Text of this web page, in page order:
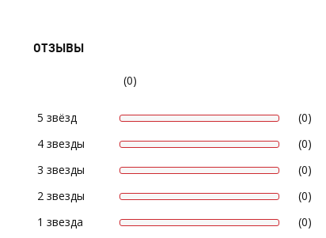
ОТЗЫВЫ
(0)
5 звёзд
(0)
4 звезды
(0)
3 звезды
(0)
2 звезды
(0)
1 звезда
(0)